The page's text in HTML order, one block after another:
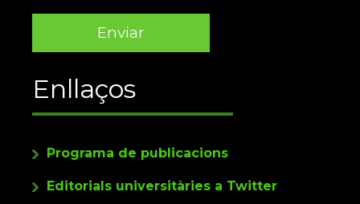
Enllaços
Programa de publicacions
Editorials universitàries a Twitter